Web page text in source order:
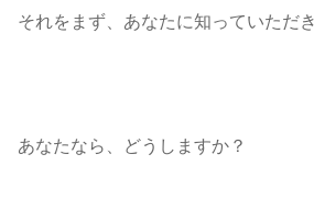
それをまず、あなたに知っていただ
あなたなら、どうしますか？